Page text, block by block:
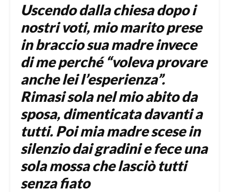
Uscendo dalla chiesa dopo i
nostri voti, mio marito prese
in braccio sua madre invece
di me perché “voleva provare
anche lei l’esperienza”.
Rimasi sola nel mio abito da
sposa, dimenticata davanti a
tutti. Poi mia madre scese in
silenzio dai gradini e fece una
sola mossa che lasciò tutti
senza fiato